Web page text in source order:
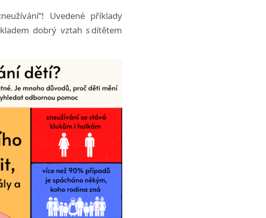
Uvedené příklady
dobrý vztah s dítětem